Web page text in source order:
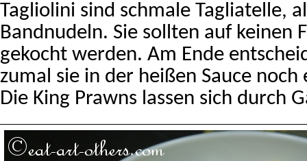
Tagliolini sind schmale Tagliatelle,
Bandnudeln. Sie sollten auf keinen
gekocht werden. Am Ende
zumal sie in der heißen Sauce noch
Die King Prawns lassen sich durch